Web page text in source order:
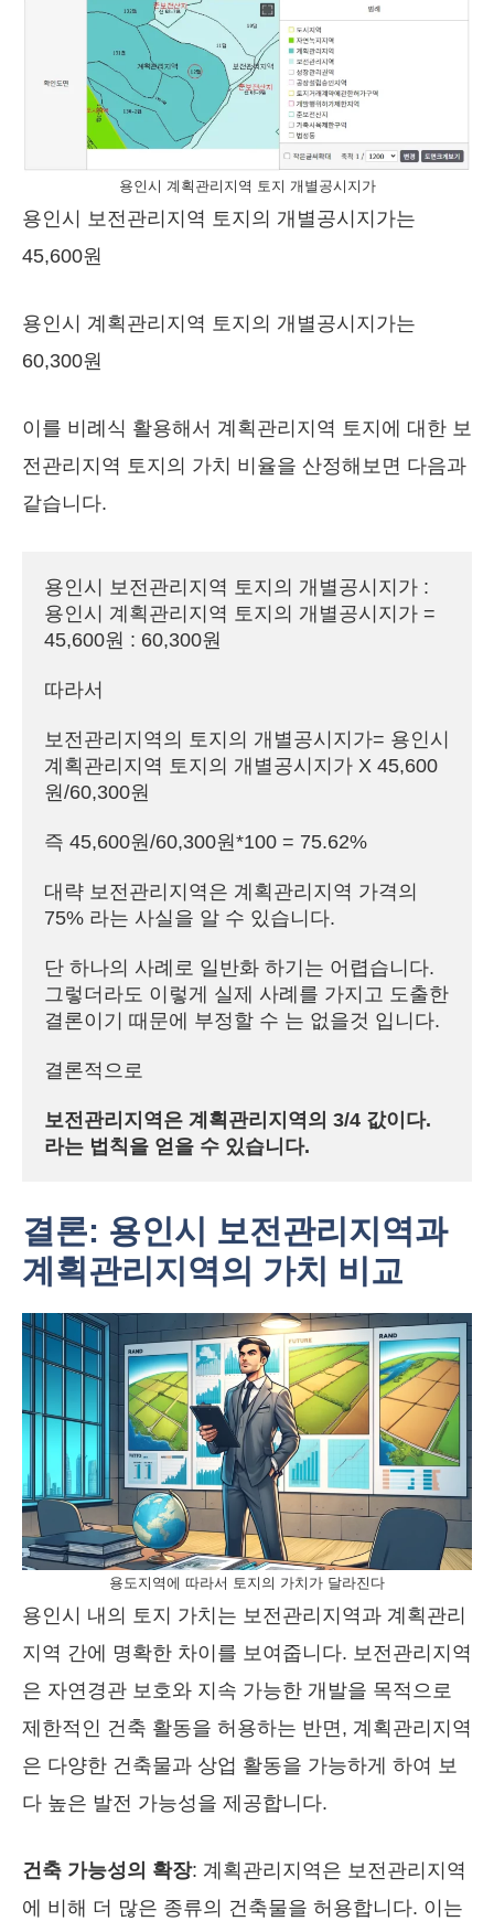
용인시 계획관리지역 토지 개별공시지가
용인시 보전관리지역 토지의 개별공시지가는
45,600원
용인시 계획관리지역 토지의 개별공시지가는
60,300원
이를 비례식 활용해서 계획관리지역 토지에 대한 보
전관리지역 토지의 가치 비율을 산정해보면 다음과
같습니다.
용인시 보전관리지역 토지의 개별공시지가 :
용인시 계획관리지역 토지의 개별공시지가 =
45,600원 : 60,300원
따라서
보전관리지역의 토지의 개별공시지가= 용인시
계획관리지역 토지의 개별공시지가 X 45,600
원/60,300원
즉 45,600원/60,300원*100 = 75.62%
대략 보전관리지역은 계획관리지역 가격의
75% 라는 사실을 알 수 있습니다.
단 하나의 사례로 일반화 하기는 어렵습니다.
그렇더라도 이렇게 실제 사례를 가지고 도출한
결론이기 때문에 부정할 수 는 없을것 입니다.
결론적으로
보전관리지역은 계획관리지역의 3/4 값이다.
라는 법칙을 얻을 수 있습니다.
결론: 용인시 보전관리지역과
계획관리지역의 가치 비교
용도지역에 따라서 토지의 가치가 달라진다
용인시 내의 토지 가치는 보전관리지역과 계획관리
지역 간에 명확한 차이를 보여줍니다. 보전관리지역
은 자연경관 보호와 지속 가능한 개발을 목적으로
제한적인 건축 활동을 허용하는 반면, 계획관리지역
은 다양한 건축물과 상업 활동을 가능하게 하여 보
다 높은 발전 가능성을 제공합니다.
건축 가능성의 확장: 계획관리지역은 보전관리지역
에 비해 더 많은 종류의 건축물을 허용합니다. 이는